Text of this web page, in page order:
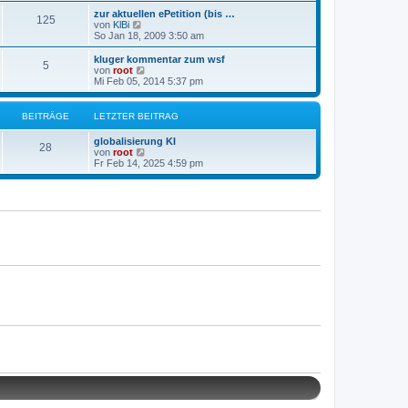
g
e
r
e
i
t
a
g
e
s
t
e
r
B
e
i
t
r
a
g
125
zur aktuellen ePetition (bis …
von KlBi
e
u
e
s
t
r
B
e
i
t
r
a
g
So Jan 18, 2009 3:50 am
5
kluger kommentar zum wsf
von root
e
u
e
s
r
e
i
a
Mi Feb 05, 2014 5:37 pm
BEITRÄGE LETZTER BEITRAG
28
globalisierung KI
von root
e
u
Fr Feb 14, 2025 4:59 pm